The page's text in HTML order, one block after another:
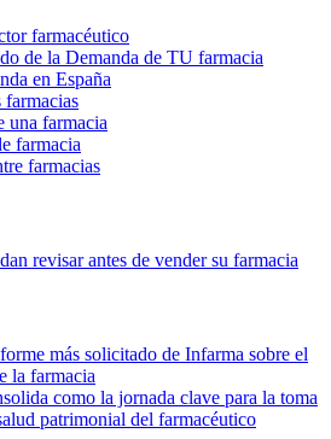
farmacéutico
de la Demanda de TU farmacia
en España
farmacias
una farmacia
farmacia
farmacias
revisar antes de vender su farmacia
más solicitado de Infarma sobre el
la farmacia
como la jornada clave para la toma
patrimonial del farmacéutico